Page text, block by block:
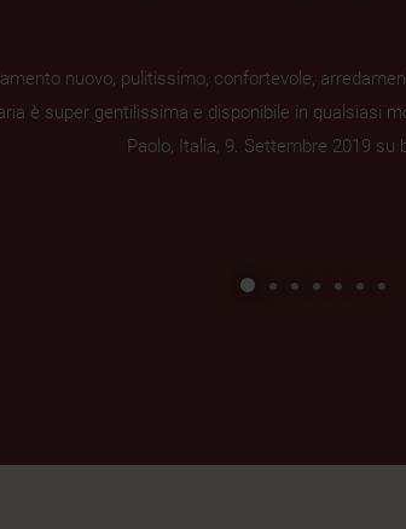
nuovo, pulitissimo, confortevole,
è super gentilissima e disponibile in qualsiasi
Paolo, Italia, 9. Settembre 2019 su